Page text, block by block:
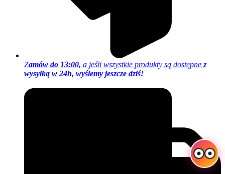
Zamów do 13:00, a jeśli wszystkie produkty są dostępne z
wysyłką w 24h, wyślemy jeszcze dziś!